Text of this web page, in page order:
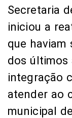
Secretaria
iniciou a
que haviam
dos últimos
integração
atender ao
municipal